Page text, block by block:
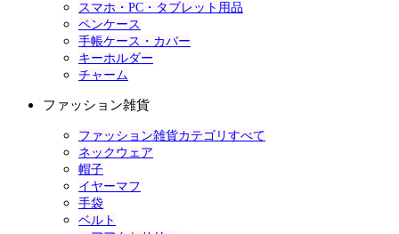
スマホ・PC・タブレット用品
ペンケース
手帳ケース・カバー
キーホルダー
チャーム
ファッション雑貨
ファッション雑貨カテゴリすべて
ネックウェア
帽子
イヤーマフ
手袋
ベルト